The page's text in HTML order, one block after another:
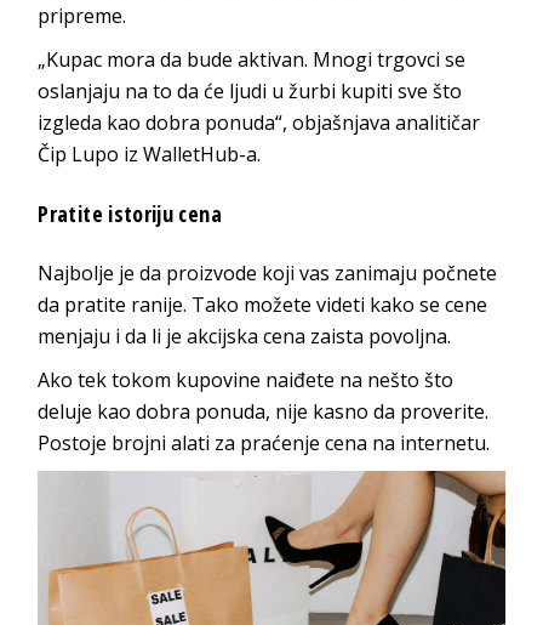
pripreme.
„Kupac mora da bude aktivan. Mnogi trgovci se
oslanjaju na to da će ljudi u žurbi kupiti sve što
izgleda kao dobra ponuda“, objašnjava analitičar
Čip Lupo iz WalletHub-a.
Pratite istoriju cena
Najbolje je da proizvode koji vas zanimaju počnete
da pratite ranije. Tako možete videti kako se cene
menjaju i da li je akcijska cena zaista povoljna.
Ako tek tokom kupovine naiđete na nešto što
deluje kao dobra ponuda, nije kasno da proverite.
Postoje brojni alati za praćenje cena na internetu.